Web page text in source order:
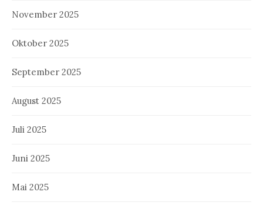
November 2025
Oktober 2025
September 2025
August 2025
Juli 2025
Juni 2025
Mai 2025